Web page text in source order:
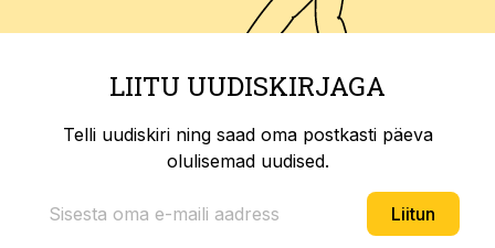
LIITU UUDISKIRJAGA
Telli uudiskiri ning saad oma postkasti päeva
olulisemad uudised.
Liitun